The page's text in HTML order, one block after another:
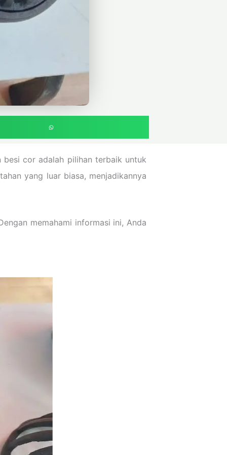
cor adalah pilihan terbaik untuk
yang luar biasa, menjadikannya
memahami informasi ini, Anda